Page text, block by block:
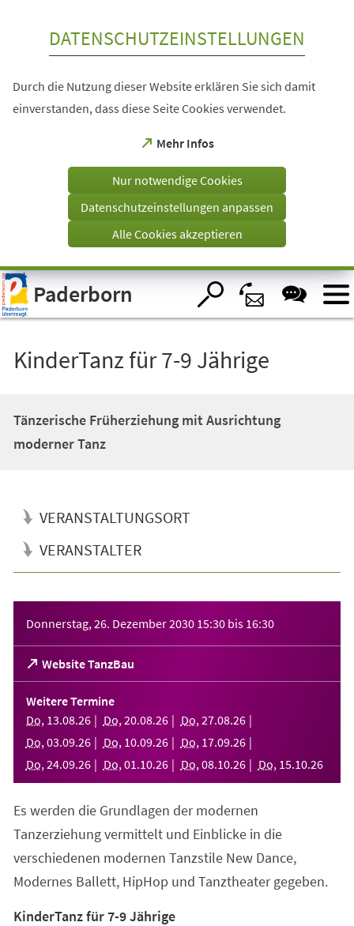
Visuelle
Assistenzsoftware
öffnen.
DATENSCHUTZEINSTELLUNGEN
Durch die Nutzung dieser Website erklären Sie sich damit
einverstanden, dass diese Seite Cookies verwendet.
Mehr Infos
(Öffnet
einem
Tab)
Nur notwendige Cookies
Datenschutzeinstellungen anpassen
Alle Cookies akzeptieren
Paderborn
KinderTanz für 7-9 Jährige
Tänzerische Früherziehung mit Ausrichtung
moderner Tanz
VERANSTALTUNGSORT
VERANSTALTER
Donnerstag, 26. Dezember 2030 15:30 bis 16:30
Website TanzBau
(Öffnet
in
einem
neuen
Tab)
Weitere Termine
Do, 13.08.26 Do, 20.08.26 Do, 27.08.26
Do, 03.09.26 Do, 10.09.26 Do, 17.09.26
Do, 24.09.26 Do, 01 .10.26 Do, 08.10.26 Do, 15.10.26
Es werden die Grundlagen der modernen
Tanzerziehung vermittelt und Einblicke in die
verschiedenen modernen Tanzstile New Dance,
Modernes Ballett, HipHop und Tanztheater gegeben.
KinderTanz für 7-9 Jährige